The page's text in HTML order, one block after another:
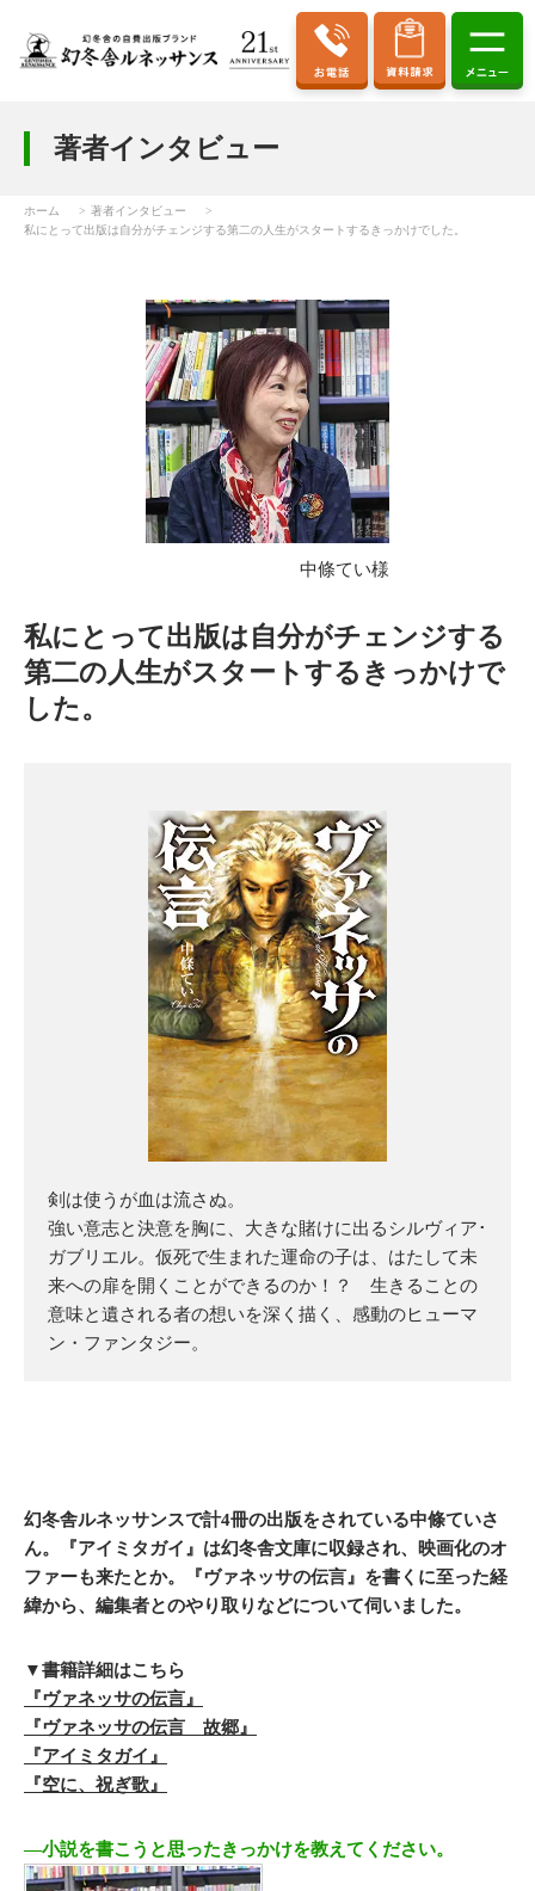
著者インタビュー
ホーム
著者インタビュー
私にとって出版は自分がチェンジする第二の人生がスタートするきっかけでした。
中條てい様
私にとって出版は自分がチェンジする
第二の人生がスタートするきっかけで
した。
剣は使うが血は流さぬ。
強い意志と決意を胸に、大きな賭けに出るシルヴィア･
ガブリエル。仮死で生まれた運命の子は、はたして未
来への扉を開くことができるのか！？ 生きることの
意味と遺される者の想いを深く描く、感動のヒューマ
ン・ファンタジー。
幻冬舎ルネッサンスで計4冊の出版をされている中條ていさ
ん。『アイミタガイ』は幻冬舎文庫に収録され、映画化のオ
ファーも来たとか。『ヴァネッサの伝言』を書くに至った経
緯から、編集者とのやり取りなどについて伺いました。
▼書籍詳細はこちら
『ヴァネッサの伝言』
『ヴァネッサの伝言 故郷』
『アイミタガイ』
『空に、祝ぎ歌』
―小説を書こうと思ったきっかけを教えてください。